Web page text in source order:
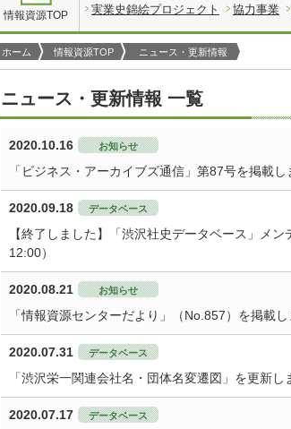
情報資源TOP
実業史錦絵プロジェクト
協力事業
ホーム 情報資源TOP ニュース・更新情報
ニュース・更新情報 一覧
2020.10.16 お知らせ
「ビジネス・アーカイブズ通信」第87号を掲載し
2020.09.18 データベース
【終了しました】「渋沢社史データベース」メ
12:00）
2020.08.21 お知らせ
「情報資源センターだより」（No.857）を掲載し
2020.07.31 データベース
「渋沢栄一関連会社名・団体名変遷図」を更新し
2020.07.17 データベース